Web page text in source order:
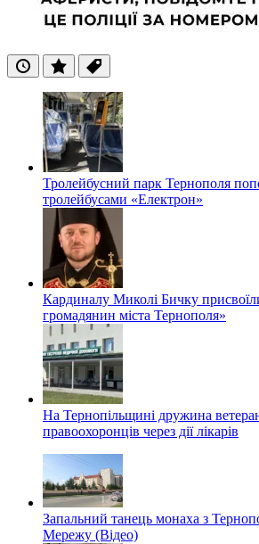
ОстанніПопулярні
Теги
Тролейбусний парк Тернополя
тролейбусами «Електрон»
Кардиналу Миколі Бичку
громадянин міста Тернополя»
На Тернопільщині дружина
правоохоронців через дії лікарів
Запальний танець монаха з
Мережу (Відео)